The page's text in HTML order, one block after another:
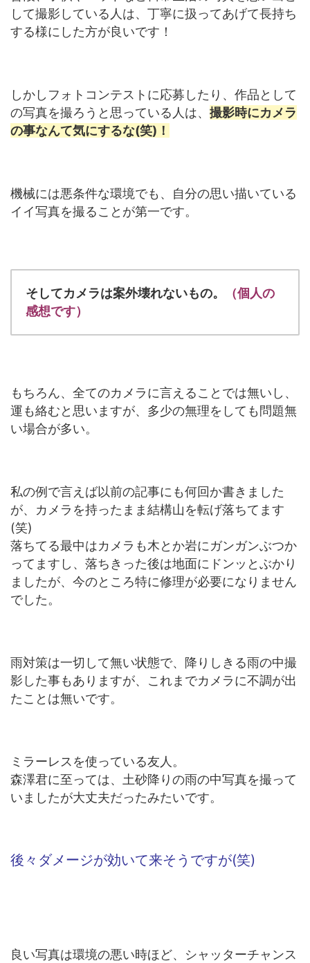
して撮影している人は、丁寧に扱ってあげて長持ち
する様にした方が良いです！
しかしフォトコンテストに応募したり、作品として
の写真を撮ろうと思っている人は、 撮影時にカメラ
の事なんて気にするな(笑)！
機械には悪条件な環境でも、自分の思い描いている
イイ写真を撮ることが第一です。
そしてカメラは案外壊れないもの。
（個人の
感想です）
もちろん、全てのカメラに言えることでは無いし、
運も絡むと思いますが、多少の無理をしても問題無
い場合が多い。
私の例で言えば以前の記事にも何回か書きました
が、カメラを持ったまま結構山を転げ落ちてます
(笑)
落ちてる最中はカメラも木とか岩にガンガンぶつか
ってますし、落ちきった後は地面にドンッとぶかり
ましたが、今のところ特に修理が必要になりません
でした。
雨対策は一切して無い状態で、降りしきる雨の中撮
影した事もありますが、これまでカメラに不調が出
たことは無いです。
ミラーレスを使っている友人。
森澤君に至っては、土砂降りの雨の中写真を撮って
いましたが大丈夫だったみたいです。
後々ダメージが効いて来そうですが(笑)
良い写真は環境の悪い時ほど、シャッターチャンス